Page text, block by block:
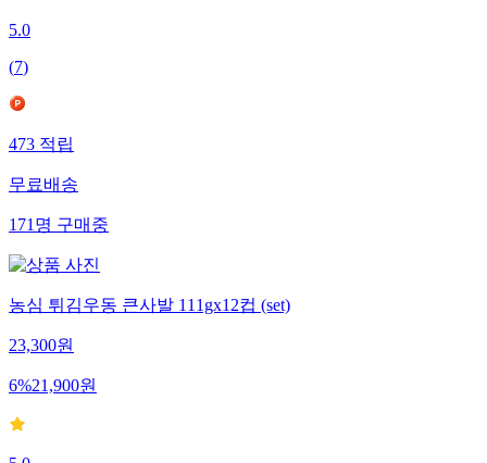
5.0
(7)
473적립
무료배송
171명구매중
농심 튀김우동 큰사발 111gx12컵 (set)
23,300원
6%21,900원